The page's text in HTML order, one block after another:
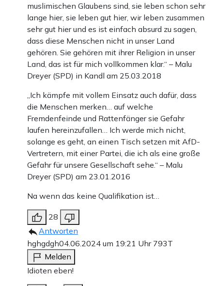
muslimischen Glaubens sind, sie leben schon sehr
lange hier, sie leben gut hier, wir leben zusammen
sehr gut hier und es ist einfach absurd zu sagen,
dass diese Menschen nicht in unser Land
gehören. Sie gehören mit ihrer Religion in unser
Land, das ist für mich vollkommen klar.“ – Malu
Dreyer (SPD) in Kandl am 25.03.2018
„Ich kämpfe mit vollem Einsatz auch dafür, dass
die Menschen merken… auf welche
Fremdenfeinde und Rattenfänger sie Gefahr
laufen hereinzufallen… Ich werde mich nicht,
solange es geht, an einen Tisch setzen mit AfD-
Vertretern, mit einer Partei, die ich als eine große
Gefahr für unsere Gesellschaft sehe.“ – Malu
Dreyer (SPD) am 23.01.2016
Na wenn das keine Qualifikation ist…
28
Antworten
hghgdgh04.06.2024 um 19:21 Uhr 793T
Melden
Idioten eben!